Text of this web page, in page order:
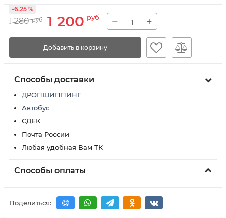
1 280 руб 1 200 руб
-6.25 %
− +
Добавить в корзину
Способы доставки
ДРОПШИППИНГ
Автобус
СДЕК
Почта России
Любая удобная Вам ТК
Способы оплаты
Поделиться: